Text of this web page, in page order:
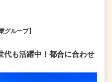
ループ】
代も活躍中！都合に合わせ